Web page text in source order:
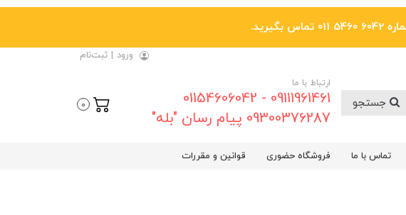
ورود | ثبت‌نام
ارتباط با ما
09111961461 - 01154606042
09300376287 پیام رسان "بله"
0
تماس با ما فروشگاه حضوری قوانین و مقررات